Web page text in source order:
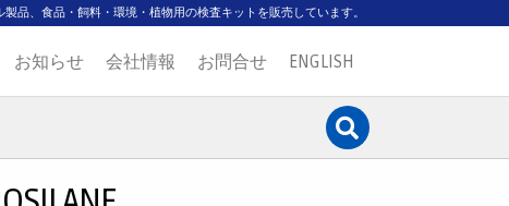
品、食品・飼料・環境・植物用の検査キットを販売しています。
お知らせ 会社情報 お問合せ ENGLISH